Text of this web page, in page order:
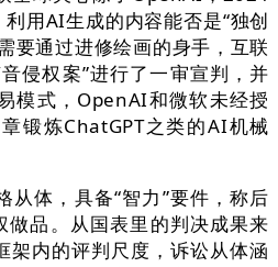
用AI生成的内容能否是“独创
要通过进修绘画的身手，互联
侵权案”进行了一审宣判，并
模式，OpenAI和微软未经授
锻炼ChatGPT之类的AI机械
体，具备“智力”要件，称后
做品。从国表里的判决成果来
架内的评判尺度，诉讼从体涵